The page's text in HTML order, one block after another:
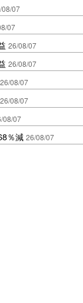
08/07
07
26/08/07
26/08/07
26/08/07
26/08/07
08/07
％減 26/08/07